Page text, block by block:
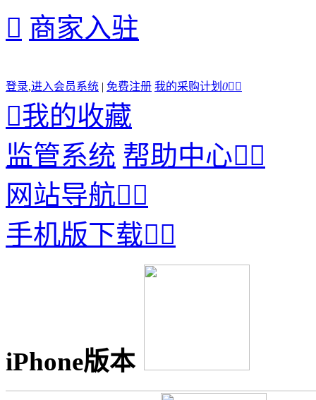
 商家入驻
登录,进入会员系统 | 免费注册 我的采购计划 0 
我的收藏
监管系统 帮助中心
网站导航
手机版下载
iPhone版本